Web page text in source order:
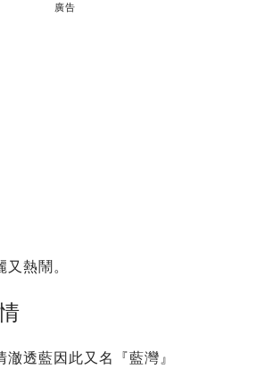
廣告
熱鬧。
澈透藍因此又名『藍灣』